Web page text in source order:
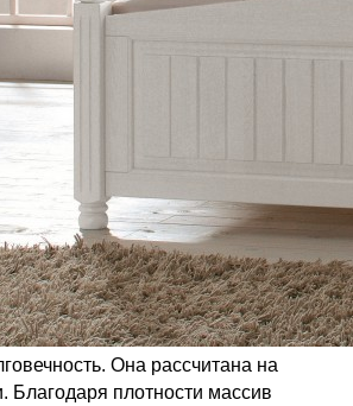
Она рассчитана на
Благодаря плотности массив